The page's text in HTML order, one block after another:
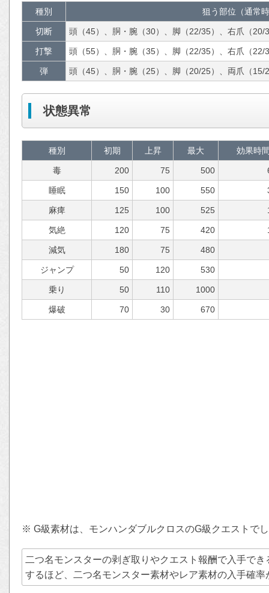
種別 狙う部位（通常
切断 頭（45）、胴・腕（30）、脚（22/35）、右爪（20/
打撃 頭（55）、胴・腕（35）、脚（22/35）、右爪（22/
弾 頭（45）、胴・腕（25）、脚（20/25）、両爪（15/
状態異常
種別 初期 上昇 最大 効果時
毒 200 75 500
睡眠 150 100 550
麻痺 125 100 525
気絶 120 75 420
減気 180 75 480
ジャンプ 50 120 530
乗り 50 110 1000
爆破 70 30 670
※ G級素材は、モンハンダブルクロスのG級クエストで
二つ名モンスターの剥ぎ取りやクエスト報酬で入手で
するほど、二つ名モンスター素材やレア素材の入手確